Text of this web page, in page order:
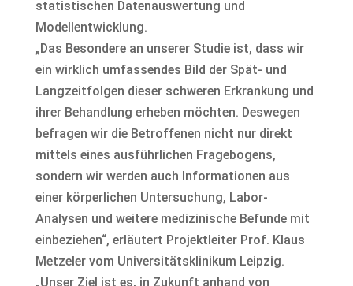
statistischen Datenauswertung und
Modellentwicklung.
„Das Besondere an unserer Studie ist, dass wir
ein wirklich umfassendes Bild der Spät- und
Langzeitfolgen dieser schweren Erkrankung und
ihrer Behandlung erheben möchten. Deswegen
befragen wir die Betroffenen nicht nur direkt
mittels eines ausführlichen Fragebogens,
sondern wir werden auch Informationen aus
einer körperlichen Untersuchung, Labor-
Analysen und weitere medizinische Befunde mit
einbeziehen“, erläutert Projektleiter Prof. Klaus
Metzeler vom Universitätsklinikum Leipzig.
„Unser Ziel ist es, in Zukunft anhand von